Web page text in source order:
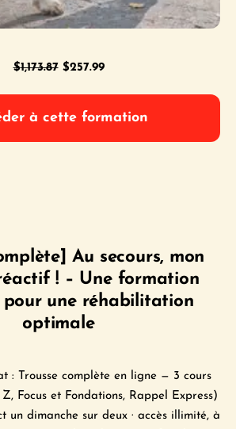
$1,173.87 Le
était :
$1,173.87.
$257.99Le
est :
$257.99.
à cette formation
Au secours, mon
! – Une formation
pour une réhabilitation
optimale
: Trousse complète en ligne — 3 cours
Focus et Fondations, Rappel Express)
un dimanche sur deux · accès illimité, à